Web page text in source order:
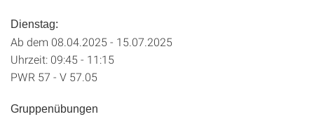
Dienstag:
Ab dem 08.04.2025 - 15.07.2025
Uhrzeit: 09:45 - 11:15
PWR 57 - V 57.05
Gruppenübungen